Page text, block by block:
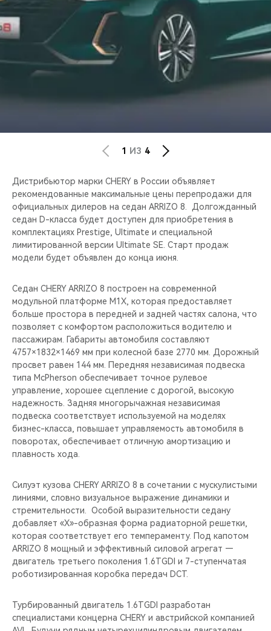
CHERY CONNECT
CHERY И СПОРТ
1 ИЗ 4
Дистрибьютор марки CHERY в России объявляет
рекомендованные максимальные цены перепродажи для
официальных дилеров на седан ARRIZO 8. Долгожданный
седан D-класса будет доступен для приобретения в
комплектациях Prestige, Ultimate и специальной
лимитированной версии Ultimate SE. Старт продаж
модели будет объявлен до конца июня.
Седан CHERY ARRIZO 8 построен на современной
модульной платформе M1X, которая предоставляет
больше простора в передней и задней частях салона, что
позволяет с комфортом расположиться водителю и
пассажирам. Габариты автомобиля составляют
4757×1832×1469 мм при колесной базе 2770 мм. Дорожный
просвет равен 144 мм. Передняя независимая подвеска
типа McPherson обеспечивает точное рулевое
управление, хорошее сцепление с дорогой, высокую
надежность. Задняя многорычажная независимая
подвеска соответствует используемой на моделях
бизнес-класса, повышает управляемость автомобиля в
поворотах, обеспечивает отличную амортизацию и
плавность хода.
Силуэт кузова CHERY ARRIZO 8 в сочетании с мускулистыми
линиями, словно визуальное выражение динамики и
стремительности. Особой выразительности седану
добавляет «Х»-образная форма радиаторной решетки,
которая соответствует его темпераменту. Под капотом
ARRIZO 8 мощный и эффективный силовой агрегат —
двигатель третьего поколения 1.6TGDI и 7-ступенчатая
роботизированная коробка передач DCT.
Турбированный двигатель 1.6TGDI разработан
специалистами концерна CHERY и австрийской компанией